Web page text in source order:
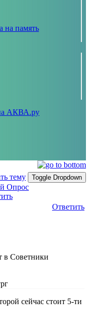
на память
тему
Toggle Dropdown
Опрос
Ответить
в Советники
сейчас стоит 5-ти